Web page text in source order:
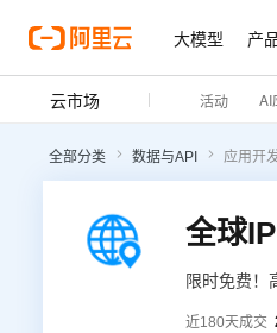
大模型 产
云市场 活动 AI
全部分类 数据与API 应用开
限时免费！
近180天成交